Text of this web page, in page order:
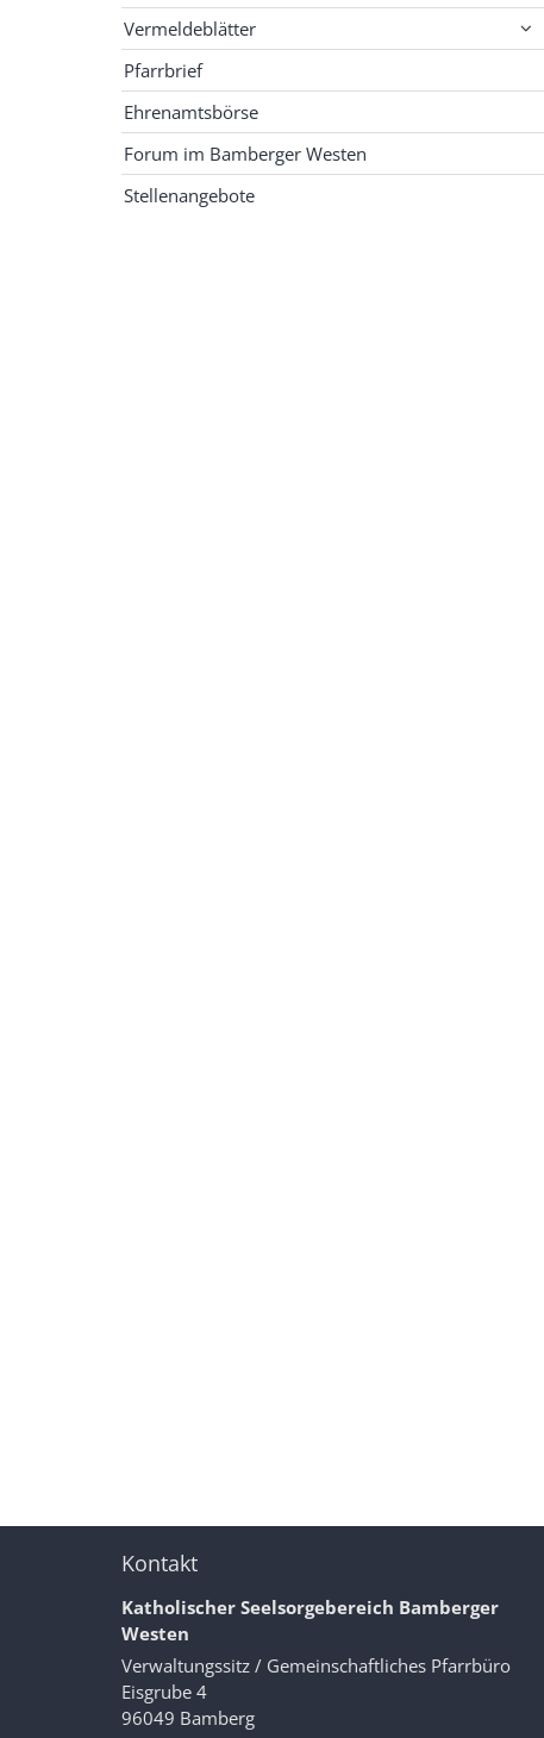
Vermeldeblätter
Pfarrbrief
Ehrenamtsbörse
Forum im Bamberger Westen
Stellenangebote
Kontakt
Katholischer Seelsorgebereich Bamberger
Westen
Verwaltungssitz / Gemeinschaftliches Pfarrbüro
Eisgrube 4
96049 Bamberg